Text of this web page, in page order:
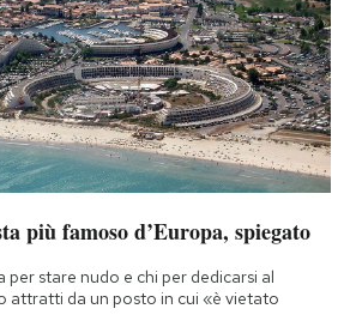
più famoso d’Europa, spiegato
per stare nudo e chi per dedicarsi al
attratti da un posto in cui «è vietato